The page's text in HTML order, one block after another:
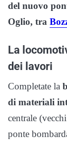
del nuovo
Oglio, tra
La
dei lavori
Completate la
di materiali
centrale
ponte